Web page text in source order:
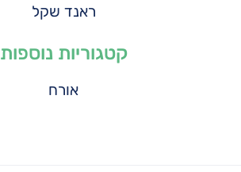
ראנד שקל
קטגוריות נוספות
אורח